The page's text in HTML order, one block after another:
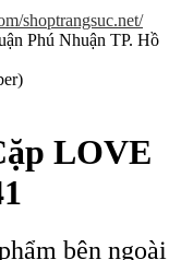
shoptrangsuc.net/
Phú Nhuận TP. Hồ
LOVE
bên ngoài